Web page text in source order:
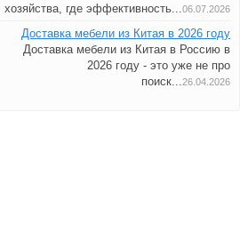
хозяйства, где эффективность...06.07.2026
Доставка мебели из Китая в 2026 году
Доставка мебели из Китая в Россию в
2026 году - это уже не про
поиск...26.04.2026